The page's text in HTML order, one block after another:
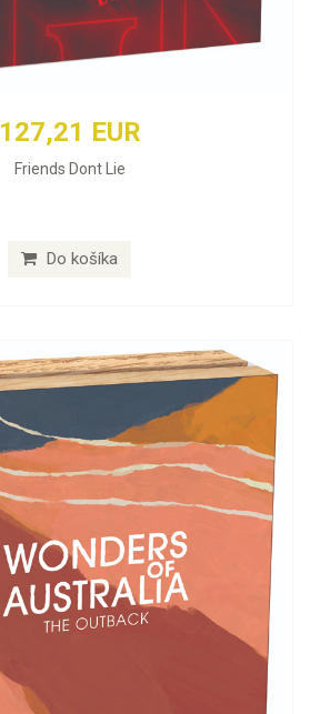
127,21 EUR
Friends Dont Lie
Do košíka